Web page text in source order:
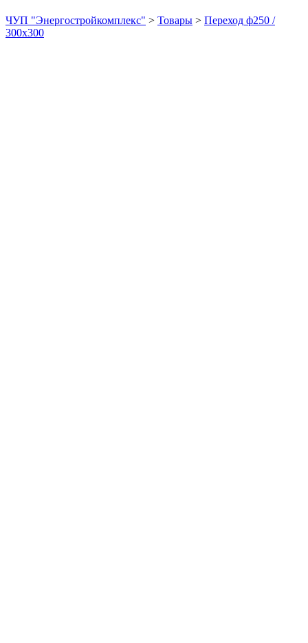
ЧУП "Энергостройкомплекс" > Товары > Переход ф250 /
300х300